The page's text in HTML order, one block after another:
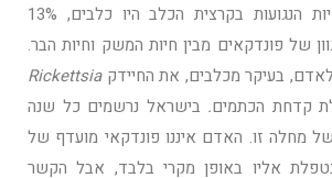
נמצא ש 81% מהחיות הנגועות בקרצית הכלב היו כלבים, 13%
של פונדקאים מבין חיות המשק וחיות הבר.
לאדם, בעיקר מכלבים, את החיידקRickettsia
קדחת הכתמים. בישראל נרשמים כל שנה
מחלה זו. האדם איננו פונדקאי מועדף של
אליו באופן מקרי בלבד, אבל הקשר